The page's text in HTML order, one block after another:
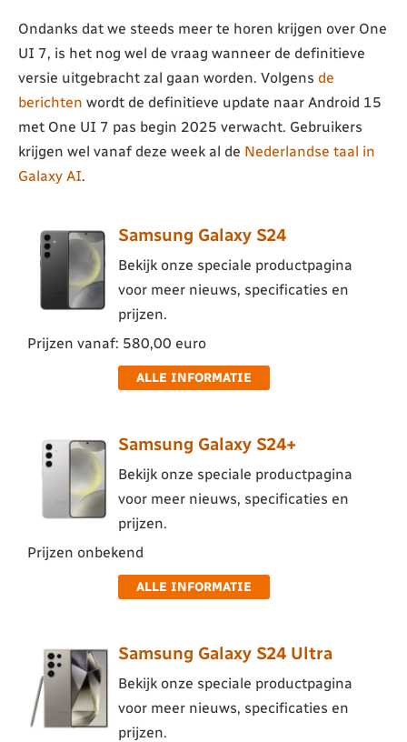
Ondanks dat we steeds meer te horen krijgen over One
UI 7, is het nog wel de vraag wanneer de definitieve
versie uitgebracht zal gaan worden. Volgens de
berichten wordt de definitieve update naar Android 15
met One UI 7 pas begin 2025 verwacht. Gebruikers
krijgen wel vanaf deze week al de Nederlandse taal in
Galaxy AI.
Samsung Galaxy S24
Bekijk onze speciale productpagina
voor meer nieuws, specificaties en
prijzen.
Prijzen vanaf: 580,00 euro
ALLE INFORMATIE
Samsung Galaxy S24+
Bekijk onze speciale productpagina
voor meer nieuws, specificaties en
prijzen.
Prijzen onbekend
ALLE INFORMATIE
Samsung Galaxy S24 Ultra
Bekijk onze speciale productpagina
voor meer nieuws, specificaties en
prijzen.